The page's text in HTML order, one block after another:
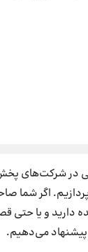
در شرکت‌های پخش
اگر
دارید و یا
پیشنهاد می‌دهیم.